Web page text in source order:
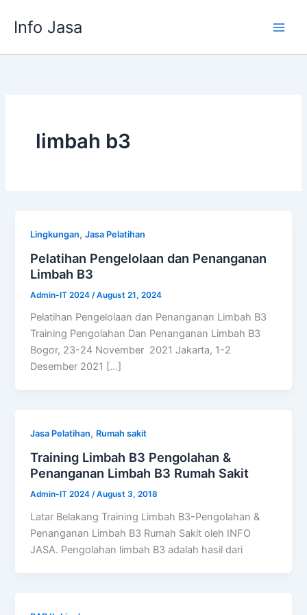
Info Jasa
limbah b3
Lingkungan,Jasa Pelatihan
Pelatihan Pengelolaan dan Penanganan
Limbah B3
Admin-IT 2024 /August 21, 2024
Pelatihan Pengelolaan dan Penanganan Limbah B3
Training Pengolahan Dan Penanganan Limbah B3
Bogor, 23-24 November 2021 Jakarta, 1-2
Desember 2021 […]
Jasa Pelatihan, Rumah sakit
Training Limbah B3 Pengolahan &
Penanganan Limbah B3 Rumah Sakit
Admin-IT 2024/August 3, 2018
Latar Belakang Training Limbah B3-Pengolahan &
Penanganan Limbah B3 Rumah Sakit oleh INFO
JASA. Pengolahan limbah B3 adalah hasil dari